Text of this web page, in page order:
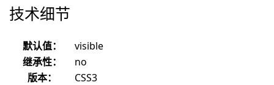
技术细节
默认值：
visible
继承性：
no
版本：
CSS3